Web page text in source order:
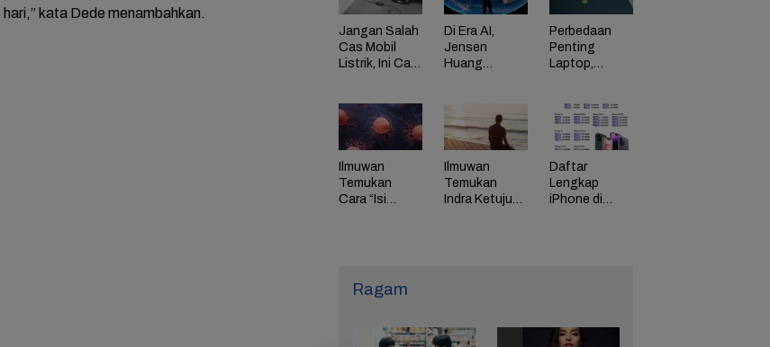
kata Dede menambahkan.
Jangan Salah
Cas Mobil
Listrik, Ini Cara
PLN di HP
Di Era AI,
Jensen
Huang
Karyawan
Tinggi
Perbedaan
Penting
Laptop,
Ilmuwan
Temukan
Cara “Isi
Ilmuwan
Temukan
Indra Ketujuh
Daftar
Lengkap
iPhone di
Ragam